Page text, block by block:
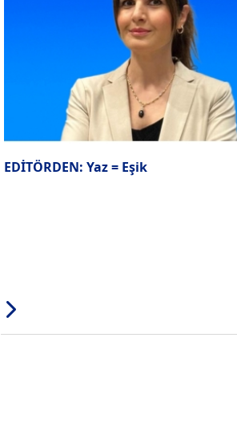
EDİTÖRDEN: Yaz = Eşik